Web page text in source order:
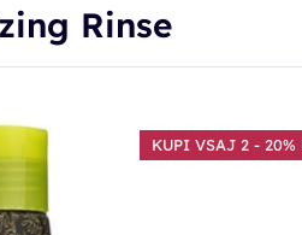
Rinse
KUPI VSAJ 2 - 20%